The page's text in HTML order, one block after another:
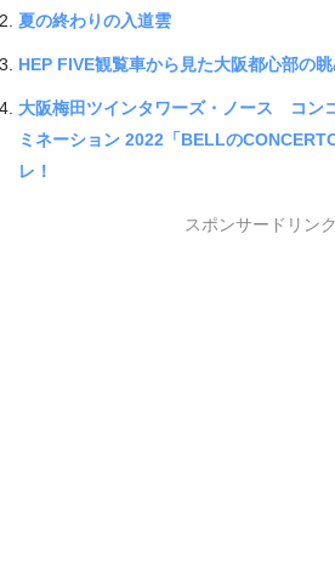
夏の終わりの入道雲
HEP FIVE観覧車から見た大阪都心部の
大阪梅田ツインタワーズ・ノース コン
ミネーション 2022「BELLの
レ！
スポンサードリン